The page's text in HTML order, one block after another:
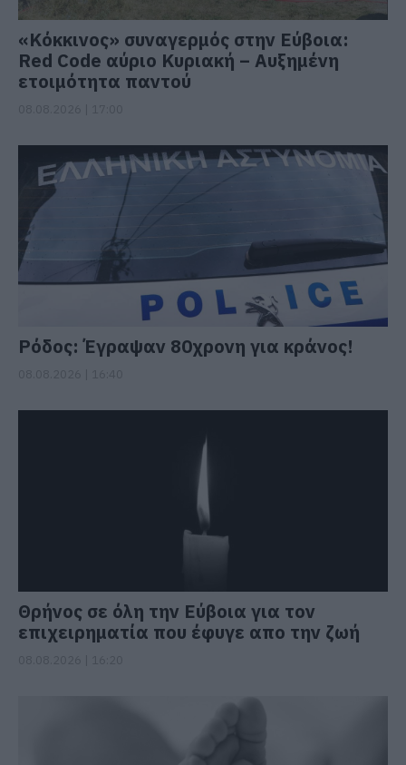
«Κόκκινος» συναγερμός στην Εύβοια:
Red Code αύριο Κυριακή – Αυξημένη
ετοιμότητα παντού
Ρόδος: Έγραψαν 80χρονη για κράνος!
Θρήνος σε όλη την Εύβοια για τον
επιχειρηματία που έφυγε απο την ζωή